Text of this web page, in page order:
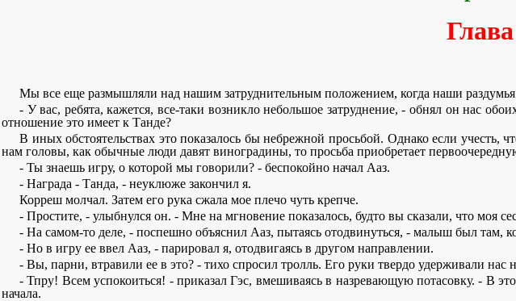
Мы все еще размышляли над нашим затруднительным положением, когда наши
- У вас, ребята, кажется, все-таки возникло небольшое затруднение, - обнял он нас
отношение это имеет к Танде?
В иных обстоятельствах это показалось бы небрежной просьбой. Однако если учесть,
нам головы, как обычные люди давят виноградины, то просьба приобретает
- Ты знаешь игру, о которой мы говорили? - беспокойно начал Ааз.
- Награда - Танда, - неуклюже закончил я.
Корреш молчал. Затем его рука сжала мое плечо чуть крепче.
- Простите, - улыбнулся он. - Мне на мгновение показалось, будто вы сказали, что моя
- На самом-то деле, - поспешно объяснил Ааз, пытаясь отодвинуться, - малыш был там,
- Но в игру ее ввел Ааз, - парировал я, отодвигаясь в другом направлении.
- Вы, парни, втравили ее в это? - тихо спросил тролль. Его руки твердо удерживали нас
- Тпру! Всем успокоиться! - приказал Гэс, вмешиваясь в назревающую потасовку. - В
начала.